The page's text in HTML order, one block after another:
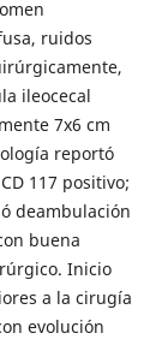
ruidos
ileocecal
7x6 cm
reportó
117 positivo;
deambulación
buena
Inicio
a la cirugía
evolución